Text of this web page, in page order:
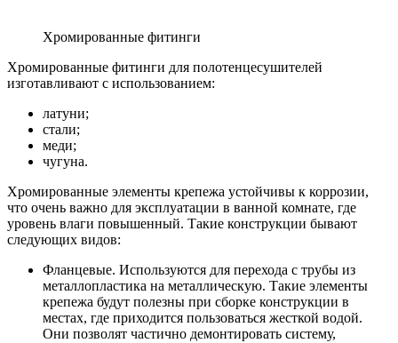
Хромированные фитинги
Хромированные фитинги для полотенцесушителей
изготавливают с использованием:
латуни;
стали;
меди;
чугуна.
Хромированные элементы крепежа устойчивы к коррозии,
что очень важно для эксплуатации в ванной комнате, где
уровень влаги повышенный. Такие конструкции бывают
следующих видов:
Фланцевые. Используются для перехода с трубы из
металлопластика на металлическую. Такие элементы
крепежа будут полезны при сборке конструкции в
местах, где приходится пользоваться жесткой водой.
Они позволят частично демонтировать систему,